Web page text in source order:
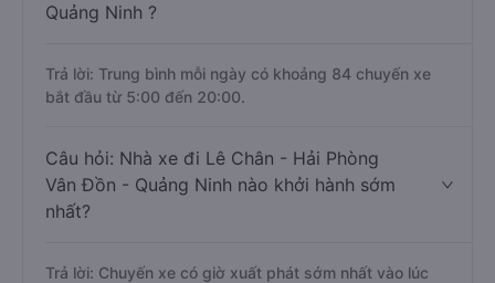
Quảng Ninh ?
Trả lời: Trung bình mỗi ngày có khoảng 84 chuyến xe
bắt đầu từ 5:00 đến 20:00.
Câu hỏi: Nhà xe đi Lê Chân - Hải Phòng
Vân Đồn - Quảng Ninh nào khởi hành sớm
nhất?
Trả lời: Chuyến xe có giờ xuất phát sớm nhất vào lúc